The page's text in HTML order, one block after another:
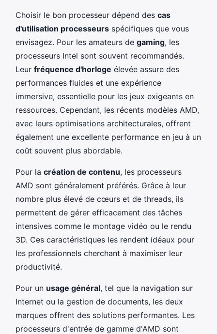
Choisir le bon processeur dépend des cas
d'utilisation processeurs spécifiques que vous
envisagez. Pour les amateurs de gaming, les
processeurs Intel sont souvent recommandés.
Leur fréquence d'horloge élevée assure des
performances fluides et une expérience
immersive, essentielle pour les jeux exigeants en
ressources. Cependant, les récents modèles AMD,
avec leurs optimisations architecturales, offrent
également une excellente performance en jeu à un
coût souvent plus abordable.
Pour la création de contenu, les processeurs
AMD sont généralement préférés. Grâce à leur
nombre plus élevé de cœurs et de threads, ils
permettent de gérer efficacement des tâches
intensives comme le montage vidéo ou le rendu
3D. Ces caractéristiques les rendent idéaux pour
les professionnels cherchant à maximiser leur
productivité.
Pour un usage général, tel que la navigation sur
Internet ou la gestion de documents, les deux
marques offrent des solutions performantes. Les
processeurs d'entrée de gamme d'AMD sont